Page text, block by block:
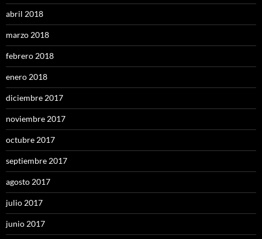
abril 2018
marzo 2018
febrero 2018
enero 2018
diciembre 2017
noviembre 2017
octubre 2017
septiembre 2017
agosto 2017
julio 2017
junio 2017